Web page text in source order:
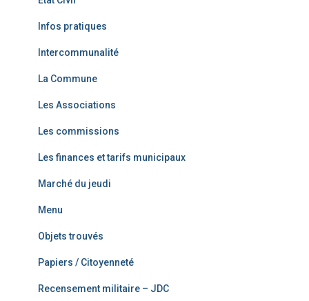
Infos pratiques
Intercommunalité
La Commune
Les Associations
Les commissions
Les finances et tarifs municipaux
Marché du jeudi
Menu
Objets trouvés
Papiers / Citoyenneté
Recensement militaire – JDC